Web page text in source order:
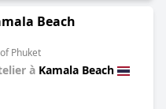
même aux plus petits. Des
zones de fontaines
mousse améliorent
de parc aquatique
et les enfants apprécient
et divertissants qui
Beach
Phuket
à Kamala Beach